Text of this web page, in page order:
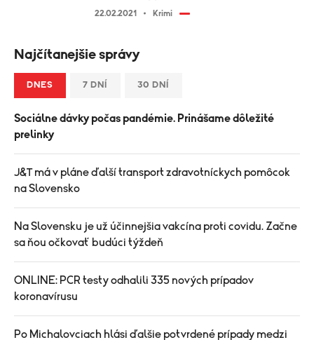
22.02.2021 Krimi
Najčítanejšie správy
DNES 7 DNÍ 30 DNÍ
Sociálne dávky počas pandémie. Prinášame dôležité
prelinky
J&T má v pláne ďalší transport zdravotníckych pomôcok
na Slovensko
Na Slovensku je už účinnejšia vakcína proti covidu. Začne
sa ňou očkovať budúci týždeň
ONLINE: PCR testy odhalili 335 nových prípadov
koronavírusu
Po Michalovciach hlási ďalšie potvrdené prípady medzi